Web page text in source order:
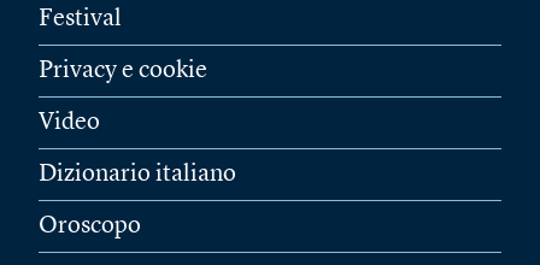
Festival
Privacy e cookie
Video
Dizionario italiano
Oroscopo